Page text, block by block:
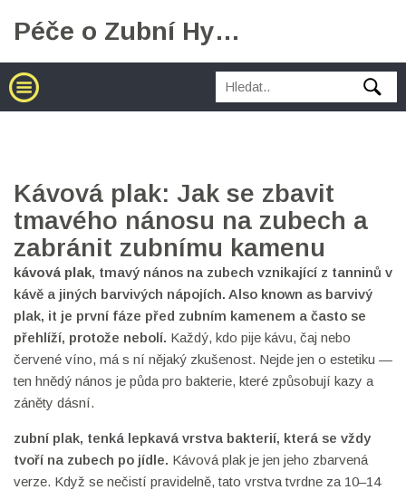
Péče o Zubní Hygienu
Kávová plak: Jak se zbavit
tmavého nánosu na zubech a
zabránit zubnímu kamenu
kávová plak, tmavý nános na zubech vznikající z tanninů v
kávě a jiných barvivých nápojích. Also known as barvivý
plak, it je první fáze před zubním kamenem a často se
přehlíží, protože nebolí. Každý, kdo pije kávu, čaj nebo
červené víno, má s ní nějaký zkušenost. Nejde jen o estetiku —
ten hnědý nános je půda pro bakterie, které způsobují kazy a
záněty dásní.
zubní plak, tenká lepkavá vrstva bakterií, která se vždy
tvoří na zubech po jídle. Kávová plak je jen jeho zbarvená
verze. Když se nečistí pravidelně, tato vrstva tvrdne za 10–14